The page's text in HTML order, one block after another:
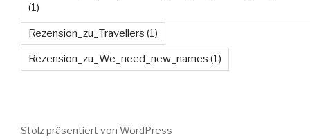
(1)
Rezension_zu_Travellers (1)
Rezension_zu_We_need_new_names (1)
Stolz präsentiert von WordPress